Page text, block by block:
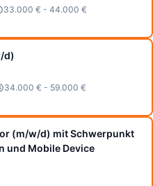
33.000 € - 44.000 €
d)
34.000 € - 59.000 €
(m/w/d) mit Schwerpunkt
und Mobile Device